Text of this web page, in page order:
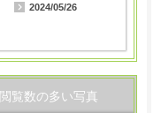
2024/05/26
閲覧数の多い写真